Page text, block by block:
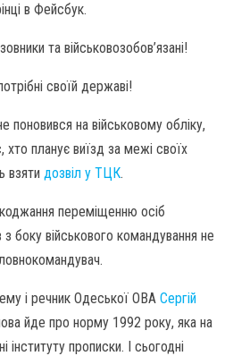
в Фейсбук.
та військовозобов’язані!
своїй державі!
поновився на військовому обліку,
планує виїзд за межі своїх
взяти дозвіл у ТЦК.
переміщенню осіб
боку військового командування не
і речник Одеської ОВА Сергій
йде про норму 1992 року, яка на
інституту прописки. І сьогодні